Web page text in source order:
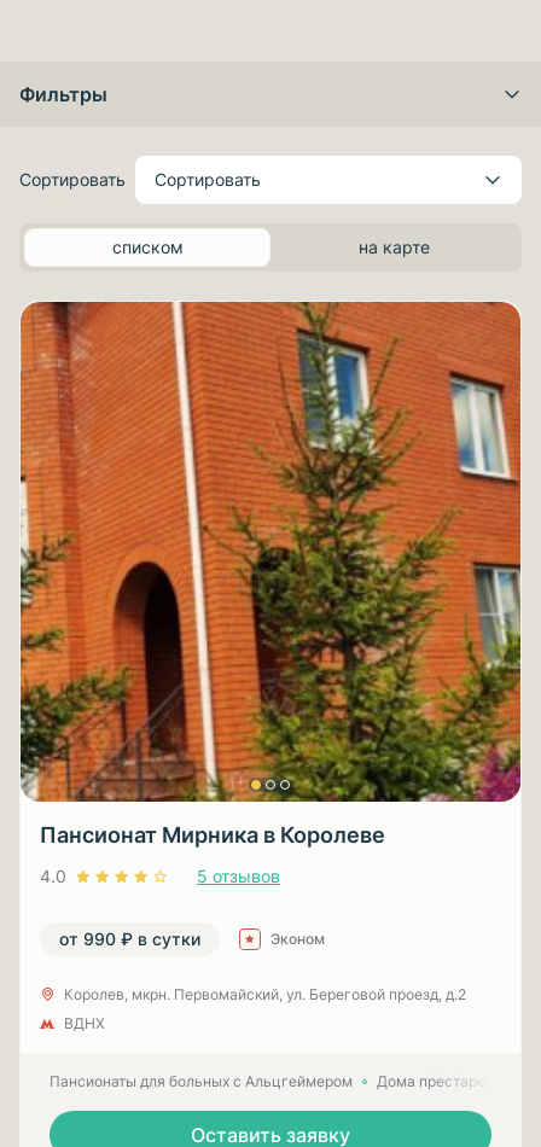
Фильтры
Сортировать Сортировать
списком на карте
Пансионат Мирника в Королеве
4.0 5 отзывов
от 990 ₽ в сутки Эконом
Королев, мкрн. Первомайский, ул. Береговой проезд, д.2
ВДНХ
Пансионаты для больных с Альцгеймером Дома престарелых
Оставить заявку